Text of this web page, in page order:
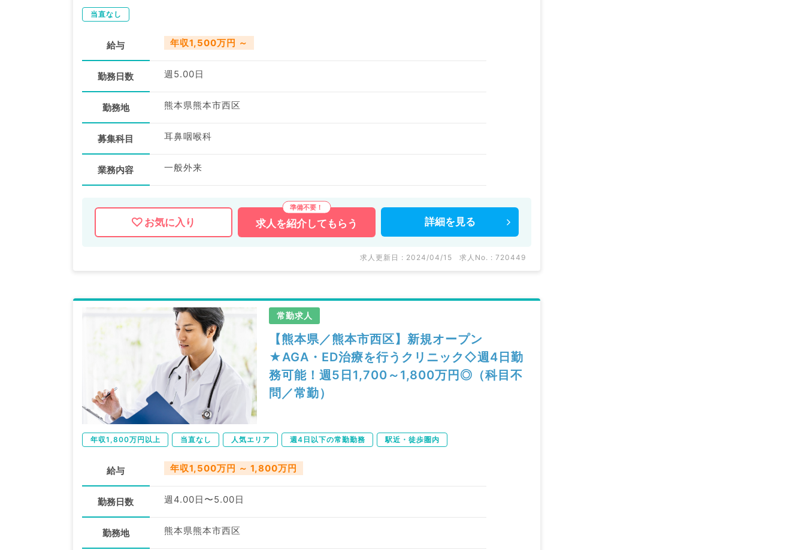
当直なし
給与 年収1,500万円 ～
勤務日数 週5.00日
勤務地 熊本県熊本市西区
募集科目 耳鼻咽喉科
業務内容 一般外来
お気に入り 求人を紹介してもらう 詳細を 見る
求人更新日 : 2024/04/15 求人No. : 720449
常勤求人
【熊本県／熊本市西区】新規オープン
★AGA・ED治療を行うクリニック◇週4日勤
務可能！週5日1,700～1,800万円◎（科目不
問／常勤）
年収1,800万円以上 当直なし 人気エリア 週4日以下の常勤勤務 駅近・徒歩圏内
給与 年収1,500万円 ～ 1,800万円
勤務日数 週4.00日〜5.00日
勤務地 熊本県熊本市西区